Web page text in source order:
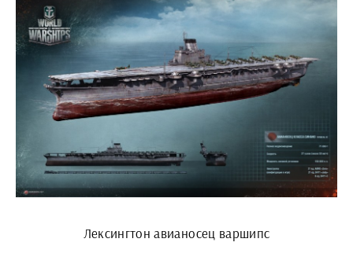
Лексингтон авианосец варшипс